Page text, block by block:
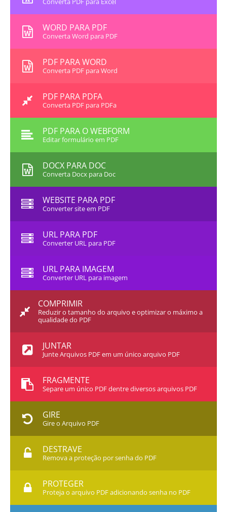
WORD PARA PDF
Converta Word para PDF
PDF PARA WORD
Converta PDF para Word
PDF PARA PDFA
Converta PDF para PDFa
PDF PARA O WEBFORM
Editar formulário em PDF
DOCX PARA DOC
Converta Docx para Doc
WEBSITE PARA PDF
Converter site em PDF
URL PARA PDF
Converter URL para PDF
URL PARA IMAGEM
Converter URL para imagem
COMPRIMIR
Reduzir o tamanho do arquivo e optimizar o máximo a
qualidade do PDF
JUNTAR
Junte Arquivos PDF em um único arquivo PDF
FRAGMENTE
Separe um único PDF dentre diversos arquivos PDF
GIRE
Gire o Arquivo PDF
DESTRAVE
Remova a proteção por senha do PDF
PROTEGER
Proteja o arquivo PDF adicionando senha no PDF